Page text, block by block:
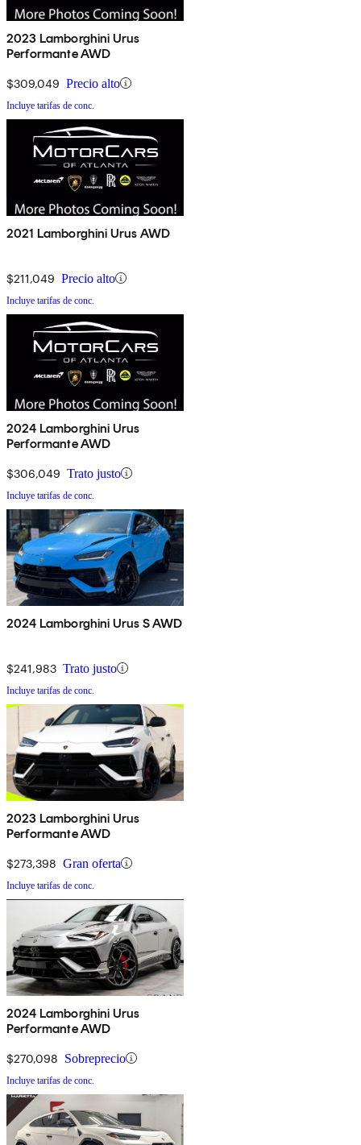
2023 Lamborghini Urus
Performante AWD
$309,049 Precio alto
Incluye tarifas de conc.
2021 Lamborghini Urus AWD
$211,049 Precio alto
Incluye tarifas de conc.
2024 Lamborghini Urus
Performante AWD
$306,049 Trato justo
Incluye tarifas de conc.
2024 Lamborghini Urus S AWD
$241,983 Trato justo
Incluye tarifas de conc.
2023 Lamborghini Urus
Performante AWD
$273,398 Gran oferta
Incluye tarifas de conc.
2024 Lamborghini Urus
Performante AWD
$270,098 Sobreprecio
Incluye tarifas de conc.